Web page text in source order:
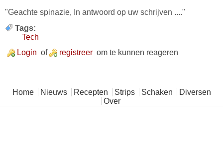
"Geachte spinazie, In antwoord op uw schrijven ...."
Tags:
Tech
Login of registreer om te kunnen reageren
Hoofdmenu
Home Nieuws Recepten Strips Schaken
Diversen
Over